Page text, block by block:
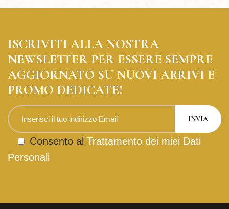
ISCRIVITI ALLA NOSTRA
NEWSLETTER PER ESSERE SEMPRE
AGGIORNATO SU NUOVI ARRIVI E
PROMO DEDICATE!
Consento al Trattamento dei miei Dati
Personali